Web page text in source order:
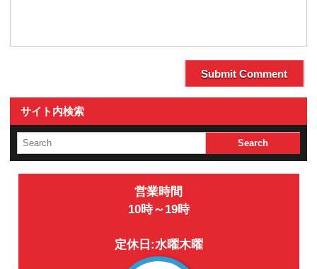
サイト内検索
営業時間
10時～19時
定休日:水曜木曜